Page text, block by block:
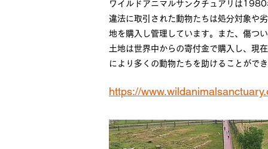
ワイルドアニマルサンクチュアリは
違法に取引された動物たちは処分対象や
地を購入し管理しています。また、傷つ
土地は世界中からの寄付金で購入し、
により多くの動物たちを助けることがで
https://